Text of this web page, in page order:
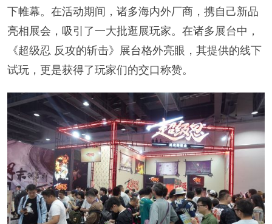
下帷幕。在活动期间，诸多海内外厂商，携自己新品
亮相展会，吸引了一大批逛展玩家。在诸多展台中，
《超级忍 反攻的斩击》展台格外亮眼，其提供的线下
试玩，更是获得了玩家们的交口称赞。